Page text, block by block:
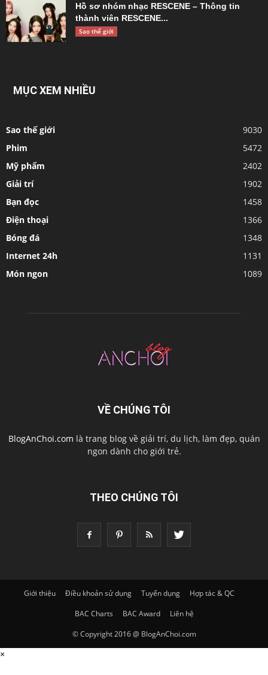
Hồ sơ nhóm nhạc RESCENE – Thông tin
thành viên RESCENE...
Sao thế giới
MỤC XEM NHIỀU
Sao thế giới
9030
Phim
5472
Mỹ phẩm
2402
Giải trí
1902
Bạn đọc
1458
Điện thoại
1366
Bóng đá
1348
Internet 24h
1131
Món ngon
1089
VỀ CHÚNG TÔI
BlogAnChoi.com là trang blog về giải trí, du lịch, làm đẹp, quán
ngon dành cho giới trẻ.
THEO CHÚNG TÔI
Giới thiệu Điều khoản sử dụng Tuyển dụng
Hợp tác & QC
BAC Charts
BAC Award
Liên hệ
© Copyright 2016 @ BlogAnChoi.com
×